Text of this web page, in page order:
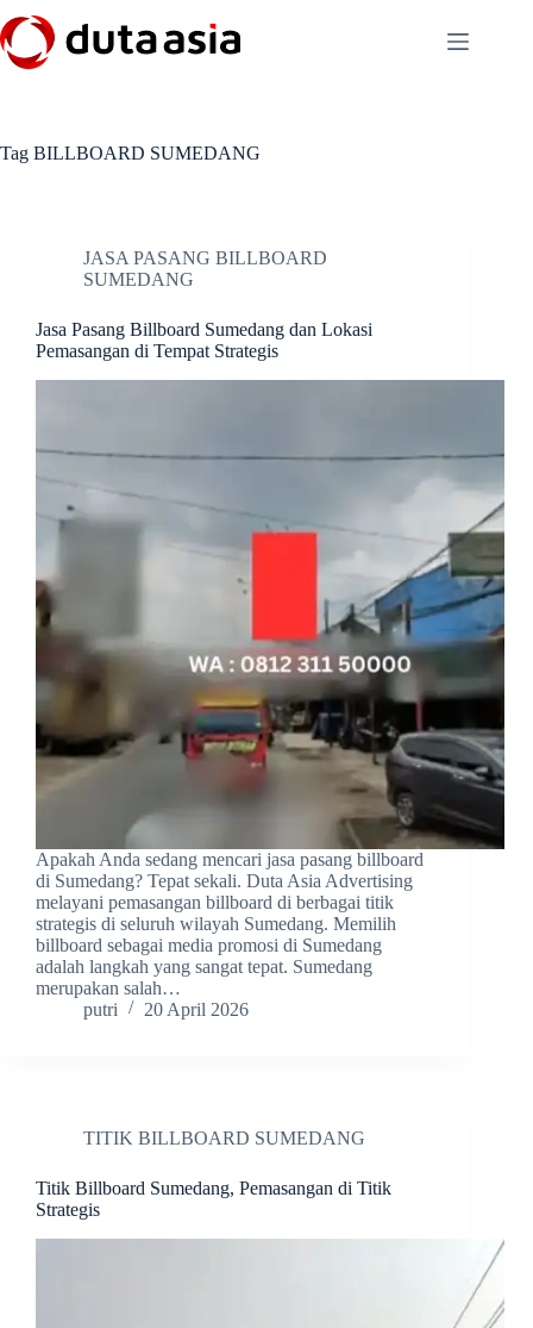
to
content
Tag BILLBOARD SUMEDANG
JASA PASANG BILLBOARD
SUMEDANG
Jasa Pasang Billboard Sumedang dan Lokasi
Pemasangan di Tempat Strategis
Apakah Anda sedang mencari jasa pasang billboard
di Sumedang? Tepat sekali. Duta Asia Advertising
melayani pemasangan billboard di berbagai titik
strategis di seluruh wilayah Sumedang. Memilih
billboard sebagai media promosi di Sumedang
adalah langkah yang sangat tepat. Sumedang
merupakan salah…
putri
20 April 2026
TITIK BILLBOARD SUMEDANG
Titik Billboard Sumedang, Pemasangan di Titik
Strategis